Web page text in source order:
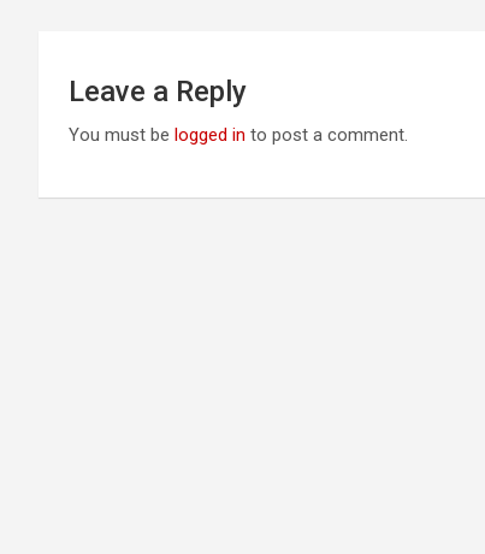
Leave a Reply
You must be logged in to post a comment.